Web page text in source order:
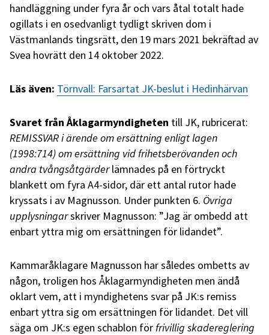
handläggning under fyra år och vars åtal totalt hade
ogillats i en osedvanligt tydligt skriven dom i
Västmanlands tingsrätt, den 19 mars 2021 bekräftad av
Svea hovrätt den 14 oktober 2022.
Läs även: Törnvall: Farsartat JK-beslut i Hedinhärvan
Svaret från Åklagarmyndigheten till JK, rubricerat:
REMISSVAR i ärende om ersättning enligt lagen
(1998:714) om ersättning vid frihetsberövanden och
andra tvångsåtgärderlämnades på en förtryckt
blankett om fyra A4-sidor, där ett antal rutor hade
kryssats i av Magnusson. Under punkten 6. Övriga
upplysningarskriver Magnusson: ”Jag är ombedd att
enbart yttra mig om ersättningen för lidandet”.
Kammaråklagare Magnusson har således ombetts av
någon, troligen hos Åklagarmyndigheten men ändå
oklart vem, att i myndighetens svar på JK:s remiss
enbart yttra sig om ersättningen för lidandet. Det vill
säga om JK:s egen schablon för frivillig skadereglering